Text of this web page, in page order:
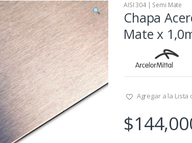
AISI 304 | Semi Mate
Chapa
Mate x
Agregar a la Lista
$